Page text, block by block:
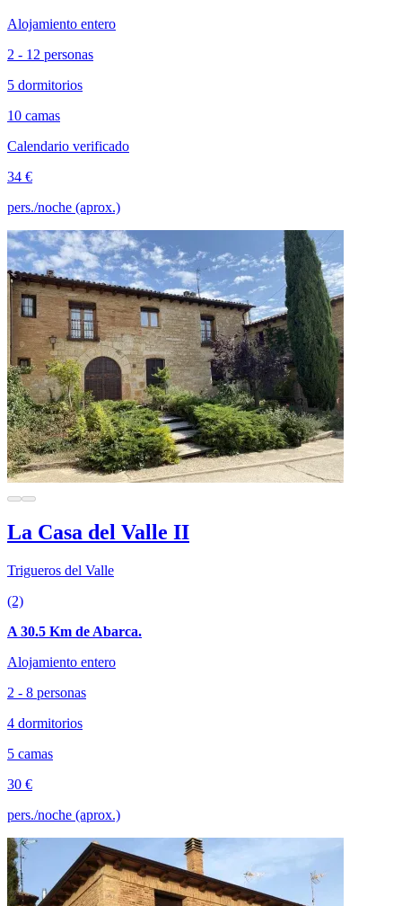
Alojamiento entero
2 - 12 personas
5 dormitorios
10 camas
Calendario verificado
34 €
pers./noche (aprox.)
La Casa del Valle II
Trigueros del Valle
(2)
A 30.5 Km de Abarca.
Alojamiento entero
2 - 8 personas
4 dormitorios
5 camas
30 €
pers./noche (aprox.)